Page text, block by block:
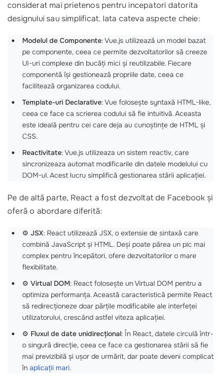
considerat mai prietenos pentru incepatori datorita
designului sau simplificat. Iata cateva aspecte cheie:
Modelul de Componente: Vue.js utilizează un model bazat
pe componente, ceea ce permite dezvoltatorilor să creeze
UI-uri complexe din bucăți mici și reutilizabile. Fiecare
componentă își gestionează propriile date, ceea ce
facilitează organizarea codului.
Template-uri Declarative: Vue folosește syntaxă HTML-like,
ceea ce face ca scrierea codului să fie intuitivă. Aceasta
este ideală pentru cei care deja au cunoștințe de HTML și
CSS.
Reactivitate: Vue.js utilizeaza un sistem reactiv, care
sincronizeaza automat modificarile din datele modelului cu
DOM-ul. Acest lucru simplifică gestionarea stării aplicației.
Pe de altă parte, React a fost dezvoltat de Facebook și
oferă o abordare diferită:
⚙️ JSX: React utilizează JSX, o extensie de sintaxă care
combină JavaScript și HTML. Deși poate părea un pic mai
complex pentru începători, ofere dezvoltatorilor o mare
flexibilitate.
⚙️ Virtual DOM: React folosește un Virtual DOM pentru a
optimiza performanța. Această caracteristică permite React
să redirecționeze doar părțile modificabile ale interfeței
utilizatorului, crescând astfel viteza aplicației.
⚙️ Fluxul de date unidirecțional: În React, datele circulă într-
o singură direcție, ceea ce face ca gestionarea stării să fie
mai previzibilă și ușor de urmărit, dar poate deveni complicat
în aplicații mari.